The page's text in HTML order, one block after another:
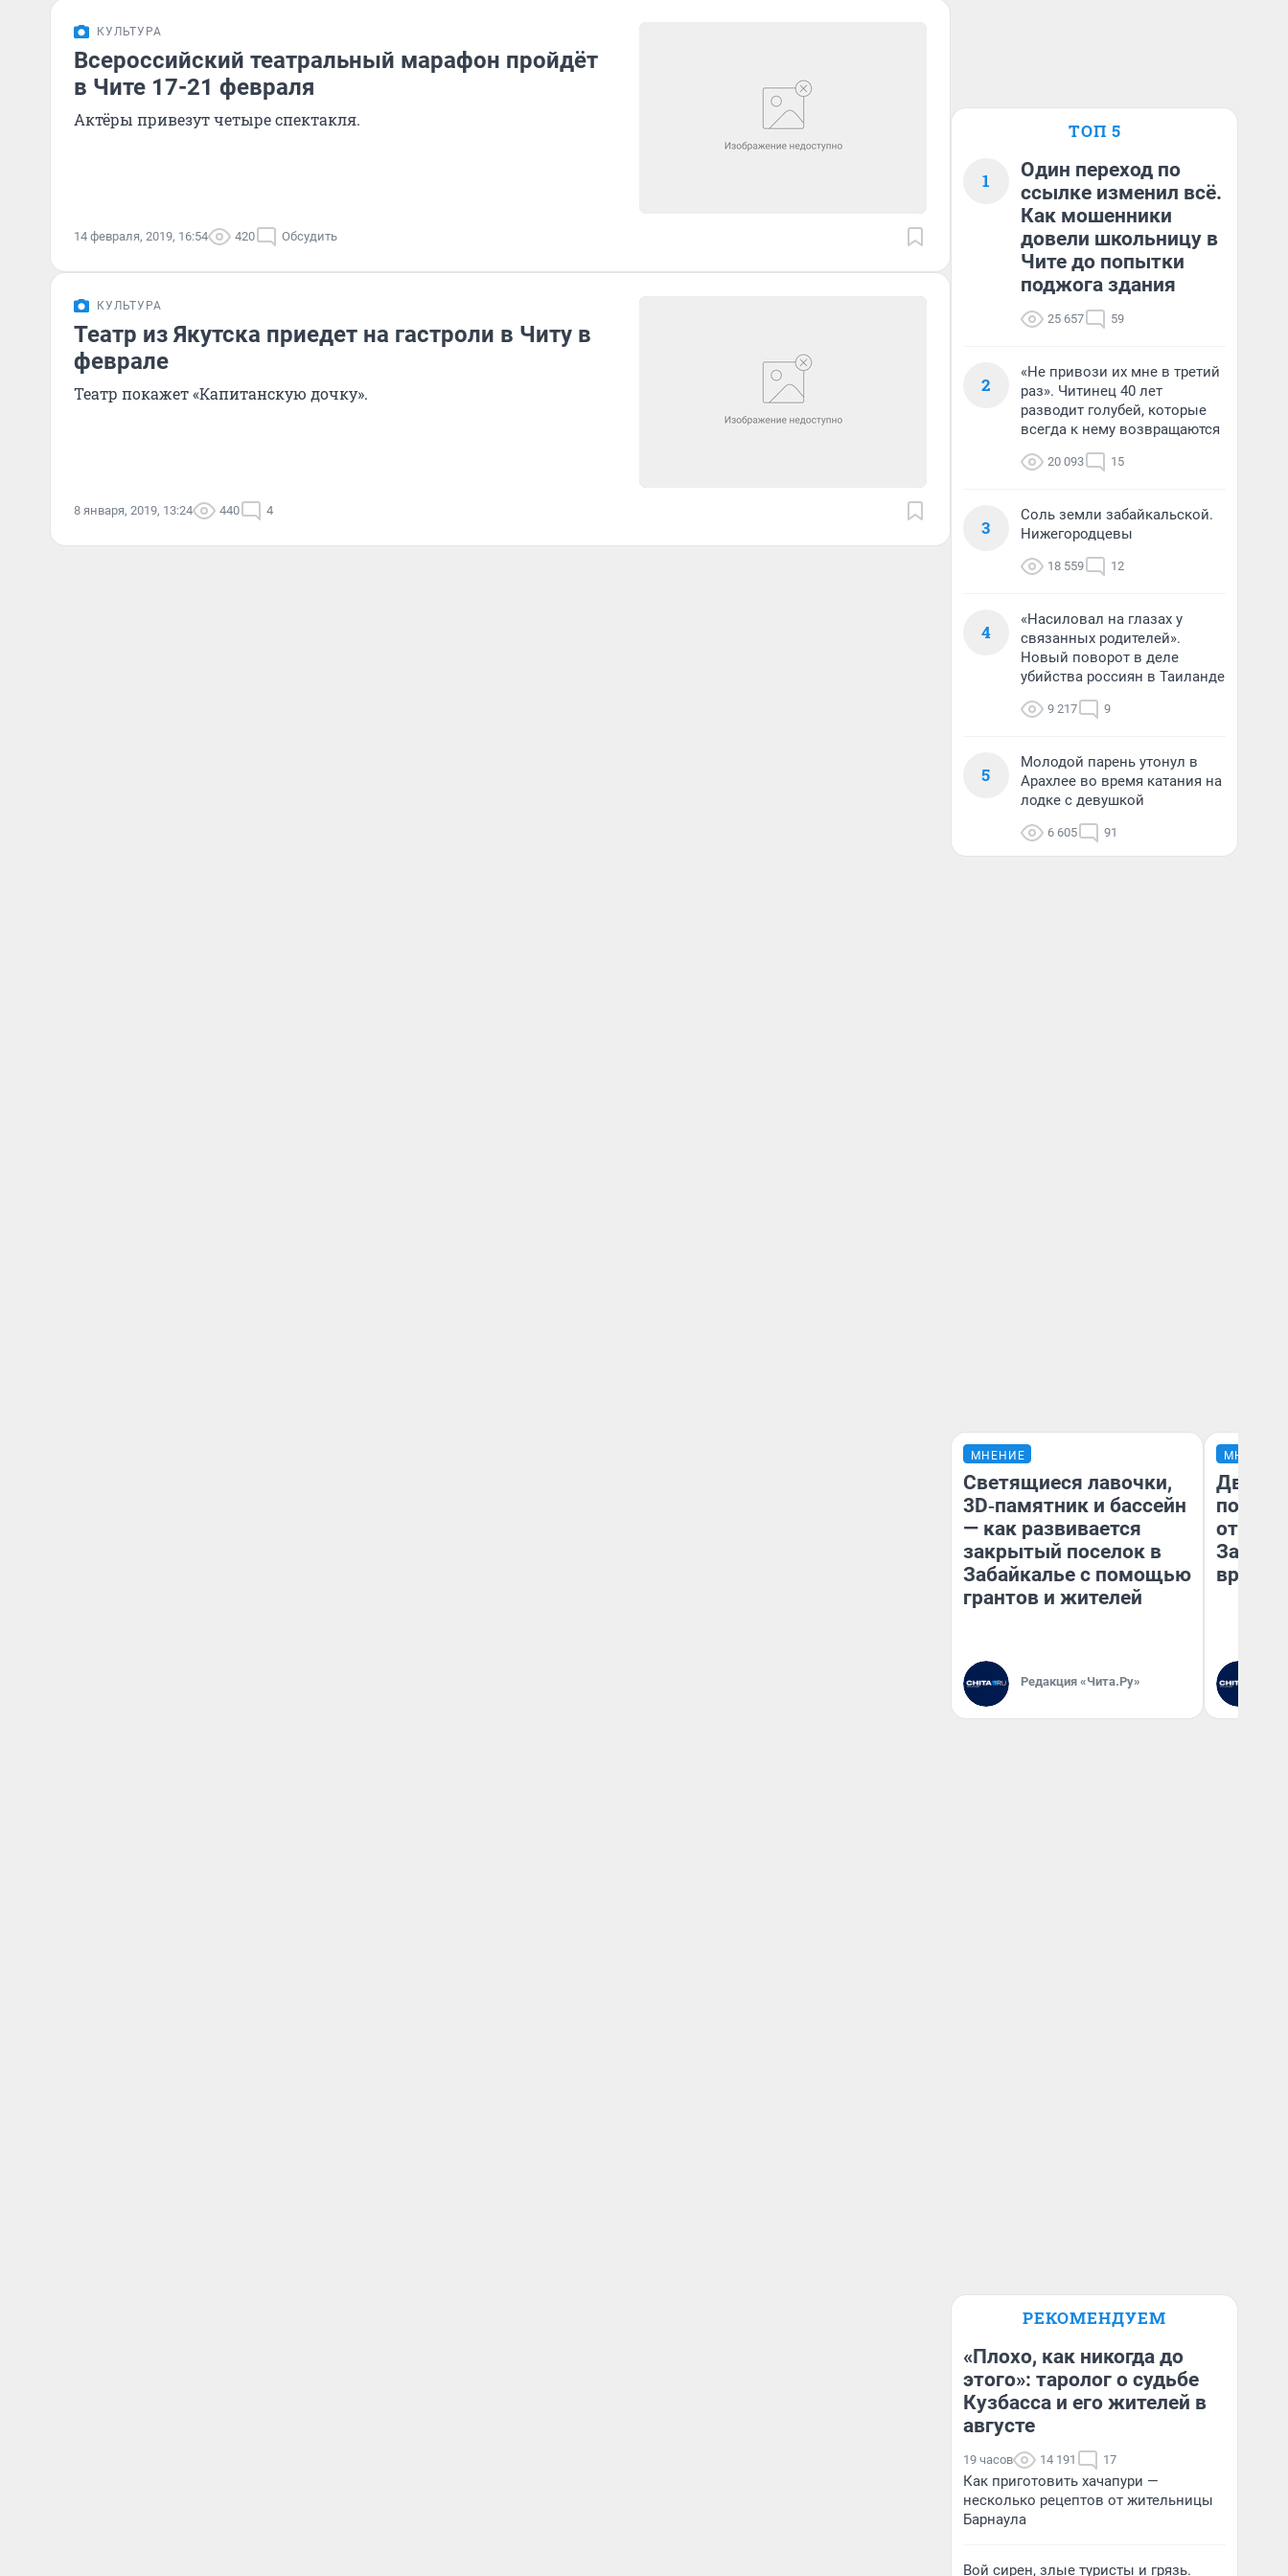
КУЛЬТУРА
Всероссийский театральный марафон пройдёт
в Чите 17-21 февраля
Актёры привезут четыре спектакля.
14 февраля, 2019, 16:54 420 Обсудить
КУЛЬТУРА
Театр из Якутска приедет на гастроли в Читу в
феврале
Театр покажет «Капитанскую дочку».
8 января, 2019, 13:24 440 4
ТОП 5
1
Один переход по
ссылке изменил всё.
Как мошенники
довели школьницу в
Чите до попытки
поджога здания
25 657 59
2
«Не привози их мне в третий
раз». Читинец 40 лет
разводит голубей, которые
всегда к нему возвращаются
20 093 15
3
Соль земли забайкальской.
Нижегородцевы
18 559 12
4
«Насиловал на глазах у
связанных родителей».
Новый поворот в деле
убийства россиян в Таиланде
9 217 9
5
Молодой парень утонул в
Арахлее во время катания на
лодке с девушкой
6 605 91
МНЕНИЕ
Светящиеся лавочки,
3D‑памятник и бассейн
— как развивается
закрытый поселок в
Забайкалье с помощью
грантов и жителей
Редакция «Чита.Ру»
МНЕНИЕ
Два
от 100
врачей
РЕКОМЕНДУЕМ
«Плохо, как никогда до
этого»: таролог о судьбе
Кузбасса и его жителей в
августе
19 часов 14 191 17
Как приготовить хачапури —
несколько рецептов от жительницы
Барнаула
Вой сирен, злые туристы и грязь.